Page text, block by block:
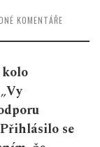
KOMENTÁŘE
„Vy
se